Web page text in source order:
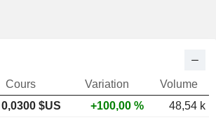
Cours Variation
Volume
0,0300 $US +100,00 %
48,54 k